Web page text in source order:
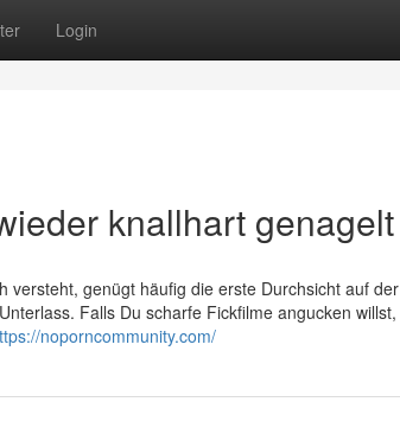
Login
knallhart genagelt
versteht, genügt häufig die erste Durchsicht auf der
Falls Du scharfe Fickfilme angucken willst,
noporncommunity.com/